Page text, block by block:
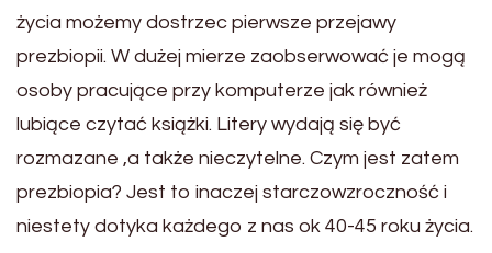
życia możemy dostrzec pierwsze przejawy
prezbiopii. W dużej mierze zaobserwować je mogą
osoby pracujące przy komputerze jak również
lubiące czytać książki. Litery wydają się być
rozmazane ,a także nieczytelne. Czym jest zatem
prezbiopia? Jest to inaczej starczowzroczność i
niestety dotyka każdego z nas ok 40-45 roku życia.